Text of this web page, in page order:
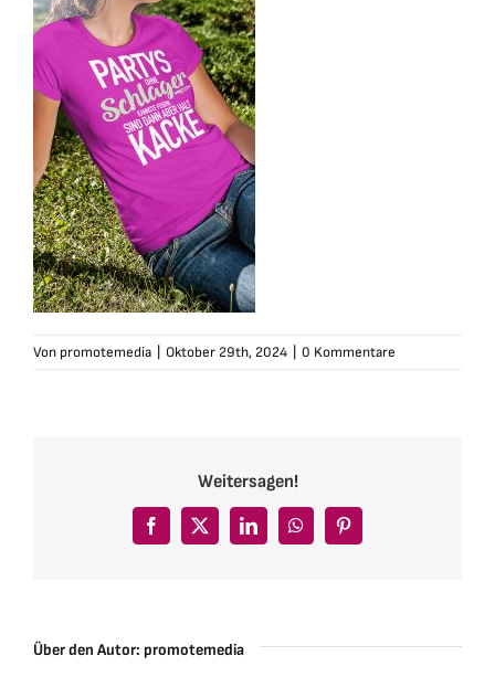
Von promotemedia Oktober 29th, 2024 0 Kommentare
Weitersagen!
Facebook
X LinkedInWhatsAppPinterest
Über den Autor: promotemedia